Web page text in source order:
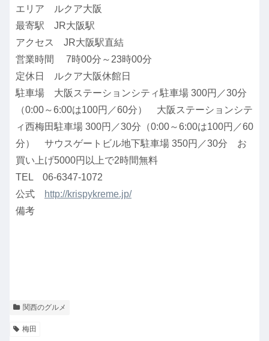
エリア ルクア大阪
最寄駅 JR大阪駅
アクセス JR大阪駅直結
営業時間 7時00分～23時00分
定休日 ルクア大阪休館日
駐車場 大阪ステーションシティ駐車場 300円／30分
（0:00～6:00は100円／60分） 大阪ステーションシテ
ィ西梅田駐車場 300円／30分（0:00～6:00は100円／60
分） サウスゲートビル地下駐車場 350円／30分 お
買い上げ5000円以上で2時間無料
TEL 06-6347-1072
公式
http://krispykreme.jp/
備考
関西のグルメ
梅田